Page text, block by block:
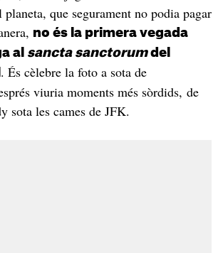
que segurament no podia pagar
no és la primera vegada
al sancta sanctorumdel
. És cèlebre la foto a sota de
viuria moments més sòrdids, de
sota les cames de JFK.